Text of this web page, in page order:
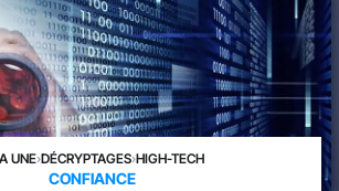
UNE›DÉCRYPTAGES›HIGH-TECH
CONFIANCE